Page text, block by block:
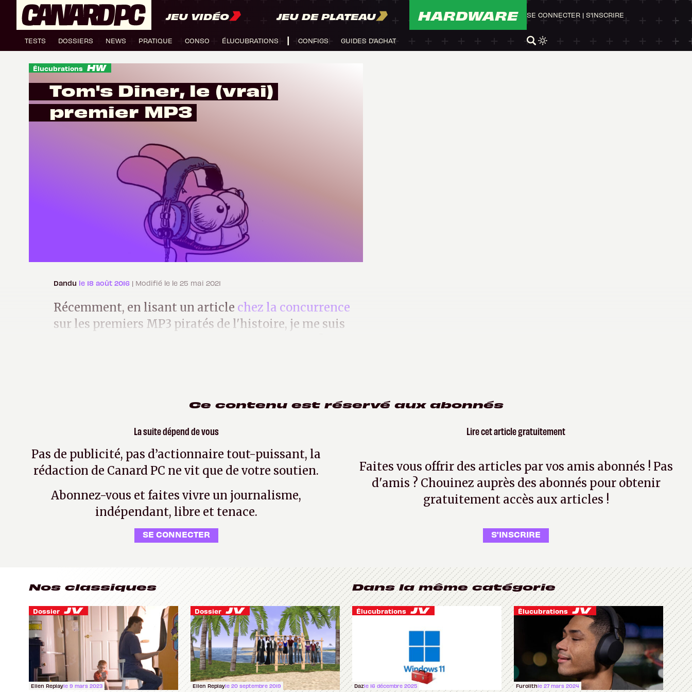
JEU VIDÉO JEU DE PLATEAU HARDWARE
TESTS DOSSIERS NEWS PRATIQUE CONSO ÉLUCUBRATIONS CONFIGS GUIDES D'ACHAT
SE CONNECTER | S'INSCRIRE
Élucubrations
Tom's Diner, le (vrai)
premier MP3
Dandu le 18 août 2016 | Modifié le le 25 mai 2021
Récemment, en lisant un article chez la concurrence
sur les premiers MP3 piratés de l'histoire, je me suis
Ce contenu est réservé aux abonnés
La suite dépend de vous
Pas de publicité, pas d’actionnaire tout-puissant, la
rédaction de Canard PC ne vit que de votre soutien.
Abonnez-vous et faites vivre un journalisme,
indépendant, libre et tenace.
SE CONNECTER
Lire cet article gratuitement
Faites vous offrir des articles par vos amis abonnés ! Pas
d'amis ? Chouinez auprès des abonnés pour obtenir
gratuitement accès aux articles !
S'INSCRIRE
Nos classiques
Dossier
Ellen Replayle 9 mars 2023
Dossier
Ellen Replayle 20 septembre 2019
Dans la même catégorie
Élucubrations
Dazle 16 décembre 2025
Élucubrations
Furolithle 27 mars 2024